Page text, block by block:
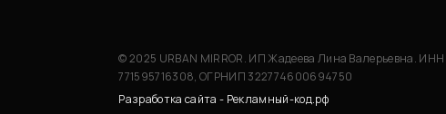
© 2025 URBAN MIRROR. ИП Жадеева Лина Валерьевна. ИНН
771595716308, ОГРНИП 322774600694750
Разработка сайта - Рекламный-код.рф